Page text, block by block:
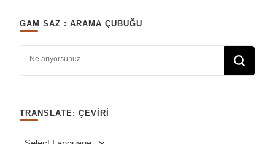
GAM SAZ : ARAMA ÇUBUĞU
TRANSLATE: ÇEVIRI